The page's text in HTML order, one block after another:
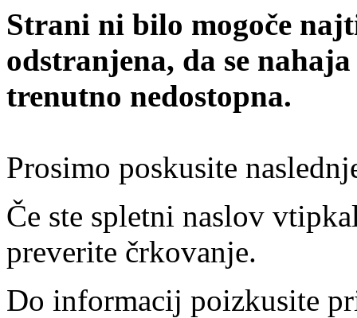
Strani ni bilo mogoče
odstranjena, da se
trenutno nedostopna.
Prosimo poskusite
Če ste spletni naslov
preverite črkovanje.
Do informacij poizkusite